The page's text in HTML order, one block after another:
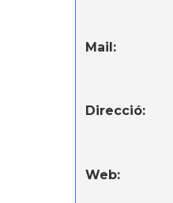
Mail:
Direcció:
Web: